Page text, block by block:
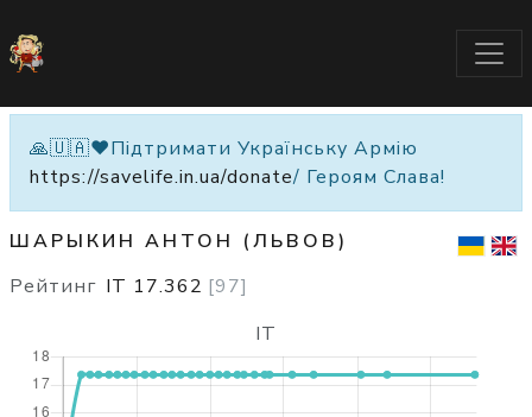
🙏🇺🇦❤️Підтримати Українську Армію
https://savelife.in.ua/donate/ Героям Слава!
ШАРЫКИН АНТОН (ЛЬВОВ)
Рейтинг IT 17.362 [97]
IT